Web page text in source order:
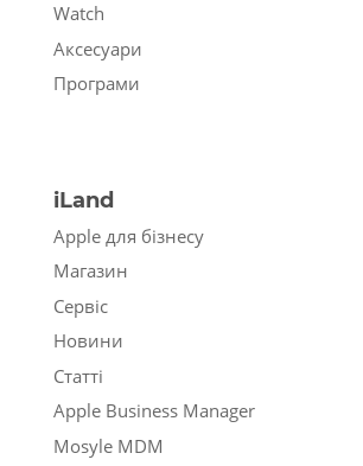
Watch
Аксесуари
Програми
iLand
Apple для бізнесу
Магазин
Сервіс
Новини
Статті
Apple Business Manager
Mosyle MDM